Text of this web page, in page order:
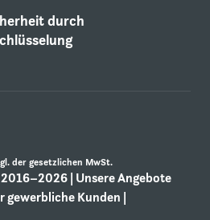
durch
der gesetzlichen MwSt.
| Unsere Angebote
gewerbliche Kunden |